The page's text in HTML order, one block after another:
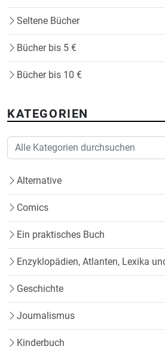
Seltene Bücher
Bücher bis 5 €
Bücher bis 10 €
KATEGORIEN
Alternative
Comics
Ein praktisches Buch
Enzyklopädien, Atlanten, Lexika
Geschichte
Journalismus
Kinderbuch